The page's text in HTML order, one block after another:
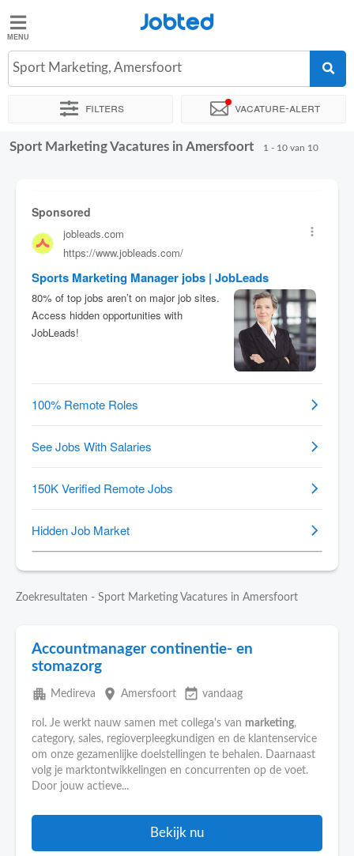
Jobted
Vacatures
Salarissen
Jobted
Sport Marketing, Amersfoort
Filters Vacature-alert
Sorteer op Exacte locatie Bedrijf Soort dienstverband
Sport Marketing Vacatures in Amersfoort 1 - 10 van 10
Zoekresultaten - Sport Marketing Vacatures in Amersfoort
Accountmanager continentie- en
stomazorg
apartment Medireva place Amersfoort event_available vandaag
rol. Je werkt nauw samen met collega's van marketing,
category, sales, regioverpleegkundigen en de klantenservice
om onze gezamenlijke doelstellingen te behalen. Daarnaast
volg je marktontwikkelingen en concurrenten op de voet.
Door jouw actieve...
Bekijk nu